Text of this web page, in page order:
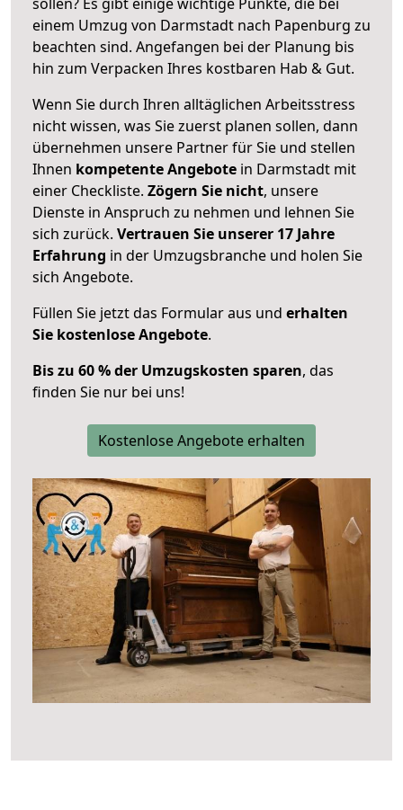
einem Umzug von Darmstadt nach Papenburg zu
beachten sind. Angefangen bei der Planung bis
hin zum Verpacken Ihres kostbaren Hab & Gut.
Wenn Sie durch Ihren alltäglichen Arbeitsstress
nicht wissen, was Sie zuerst planen sollen, dann
übernehmen unsere Partner für Sie und stellen
Ihnen kompetente Angebote in Darmstadt mit
einer Checkliste. Zögern Sie nicht, unsere
Dienste in Anspruch zu nehmen und lehnen Sie
sich zurück. Vertrauen Sie unserer 17 Jahre
Erfahrung in der Umzugsbranche und holen Sie
sich Angebote.
Füllen Sie jetzt das Formular aus und erhalten
Sie kostenlose Angebote.
Bis zu 60 % der Umzugskosten sparen, das
finden Sie nur bei uns!
Kostenlose Angebote erhalten